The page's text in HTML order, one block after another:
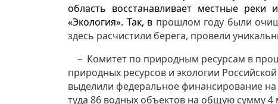
область восстанавливает местные
«Экология». Так, в прошлом году были
здесь расчистили берега, провели
– Комитет по природным ресурсам в
природных ресурсов и экологии
выделили федеральное финансирование
туда 86 водных объектов на общую сумму 4